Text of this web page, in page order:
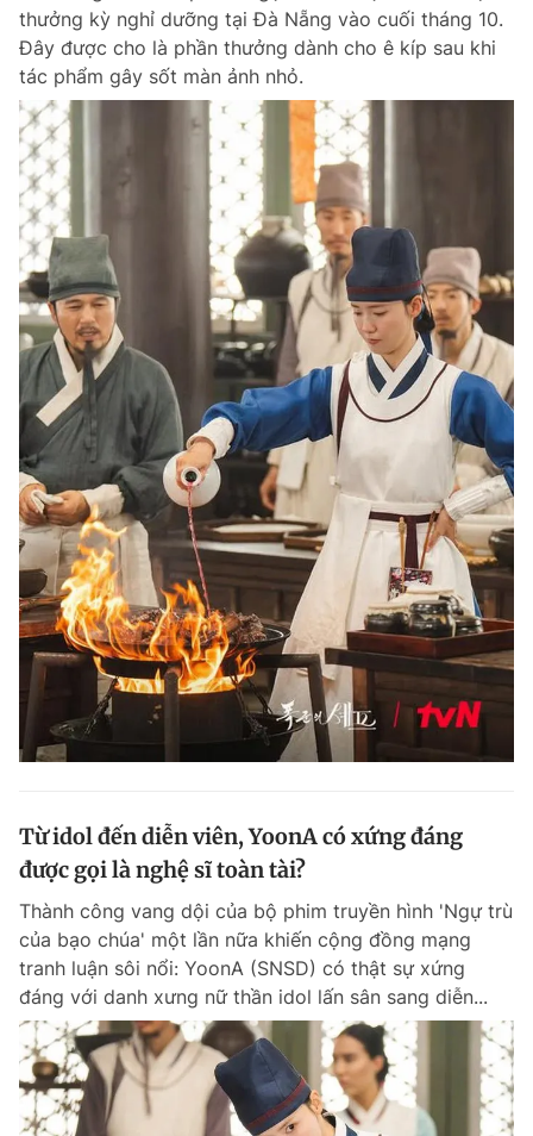
Đặt báo Quảng cáo RSS Tòa soạn Chính sách bảo
Tổng biên tập: Nguyễn Ngọc Toàn
Phó tổng biên tập thường trực: Hải Thành
Phó tổng biên tập: Lâm Hiếu Dũng
Phó tổng biên tập: Trần Việt Hưng
Tổng thư ký tòa soạn: Đức Trung
Giấy phép xuất bản số 110/GP - BTTTT cấp ngày 24.3.2020
© 2003-2026 Bản quyền thuộc về Báo Thanh Niên. Cấm sao chép
dưới mọi hình thức nếu không có sự chấp thuận bằng văn bản.
Phát triển bởi ePi Technologies, JSC.
thưởng kỳ nghỉ dưỡng tại Đà Nẵng vào cuối tháng 10.
Đây được cho là phần thưởng dành cho ê kíp sau khi
tác phẩm gây sốt màn ảnh nhỏ.
Từ idol đến diễn viên, YoonA có xứng đáng
được gọi là nghệ sĩ toàn tài?
Thành công vang dội của bộ phim truyền hình 'Ngự trù
của bạo chúa' một lần nữa khiến cộng đồng mạng
tranh luận sôi nổi: YoonA (SNSD) có thật sự xứng
đáng với danh xưng nữ thần idol lấn sân sang diễn...